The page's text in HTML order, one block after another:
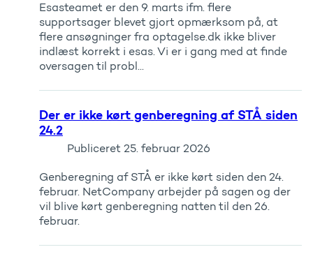
Esasteamet er den 9. marts ifm. flere
supportsager blevet gjort opmærksom på, at
flere ansøgninger fra optagelse.dk ikke bliver
indlæst korrekt i esas. Vi er i gang med at finde
oversagen til probl...
Der er ikke kørt genberegning af STÅ siden
24.2
Publiceret 25. februar 2026
Genberegning af STÅ er ikke kørt siden den 24.
februar. NetCompany arbejder på sagen og der
vil blive kørt genberegning natten til den 26.
februar.